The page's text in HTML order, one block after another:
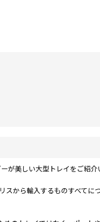
美しい大型トレイをご紹介
から輸入するものすべてに